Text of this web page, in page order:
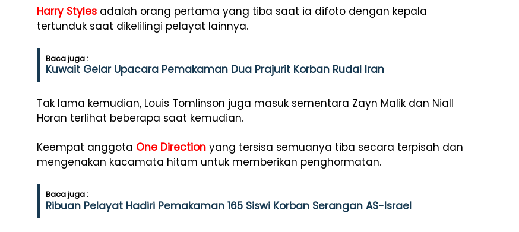
Harry Styles adalah orang pertama yang tiba saat ia difoto dengan kepala
tertunduk saat dikelilingi pelayat lainnya.
Baca juga :
Kuwait Gelar Upacara Pemakaman Dua Prajurit Korban Rudal Iran
Tak lama kemudian, Louis Tomlinson juga masuk sementara Zayn Malik dan Niall
Horan terlihat beberapa saat kemudian.
Keempat anggota One Direction yang tersisa semuanya tiba secara terpisah dan
mengenakan kacamata hitam untuk memberikan penghormatan.
Baca juga :
Ribuan Pelayat Hadiri Pemakaman 165 Siswi Korban Serangan AS-Israel